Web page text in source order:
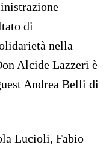
di
nella
Alcide Lazzeri è
Andrea Belli di
Lucioli, Fabio